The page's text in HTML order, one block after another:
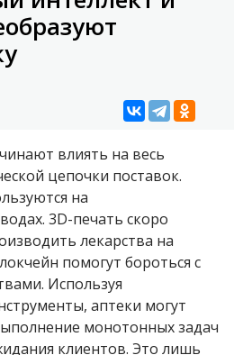
влиять на весь
цепочки поставок.
на
3D-печать скоро
лекарства на
помогут бороться с
Используя
аптеки могут
монотонных задач
клиентов. Это лишь